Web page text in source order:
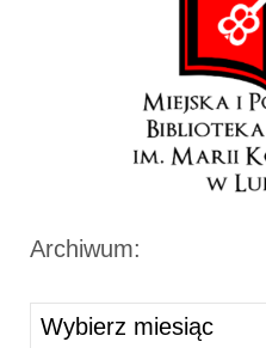
Archiwum:
Archiwa